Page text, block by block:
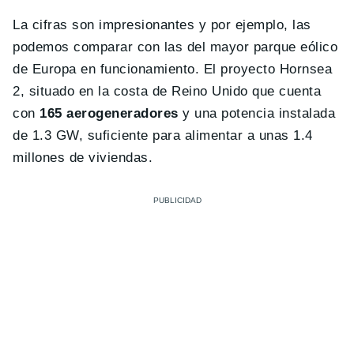
La cifras son impresionantes y por ejemplo, las
podemos comparar con las del mayor parque eólico
de Europa en funcionamiento. El proyecto Hornsea
2, situado en la costa de Reino Unido que cuenta
con 165 aerogeneradores y una potencia instalada
de 1.3 GW, suficiente para alimentar a unas 1.4
millones de viviendas.